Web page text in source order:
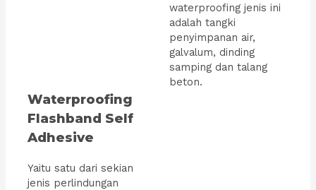
waterproofing jenis ini
adalah tangki
penyimpanan air,
galvalum, dinding
samping dan talang
beton.
Waterproofing
Flashband Self
Adhesive
Yaitu satu dari sekian
jenis perlindungan